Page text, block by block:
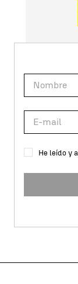
He leído y